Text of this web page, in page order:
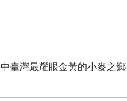
中臺灣最耀眼金黃的小麥之鄉